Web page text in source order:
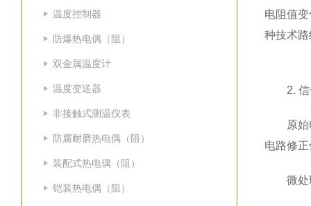
温度控制器
防爆热电偶（阻）
双金属温度计
温度变送器
非接触式测温仪表
防腐耐磨热电偶（阻）
装配式热电偶（阻）
铠装热电偶（阻）
电阻值
种技术
2. 信
原始电
电路修
微处理